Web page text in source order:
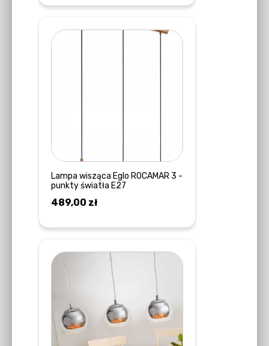
Lampa wisząca Eglo ROCAMAR 3 -
punkty światła E27
489,00 zł